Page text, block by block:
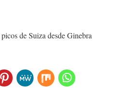
de Suiza desde Ginebra